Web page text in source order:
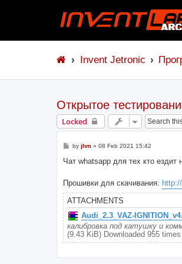
Invent Jetronic
Открытое
Locked
P
s
by jhm» 08 Feb 2021 15:42
Чат whatsapp для тех кто ездит
Прошивки для скачивания:
ATTACHMENTS
Audi_2.3_VAZ-
калибровка под катушку и
(9.43 KiB) Downloaded 955 times